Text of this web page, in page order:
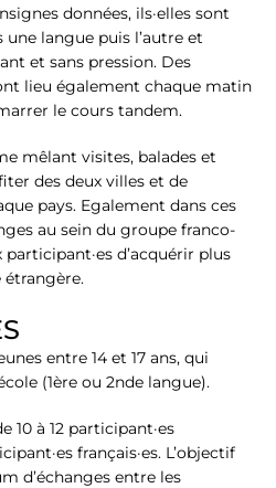
données, ils·elles sont
une langue puis l’autre et
et sans pression. Des
lieu également chaque matin
le cours tandem.
mêlant visites, balades et
des deux villes et de
pays. Egalement dans ces
au sein du groupe franco-
d’acquérir plus
étrangère.
entre 14 et 17 ans, qui
(1ère ou 2nde langue).
10 à 12 participant·es
français·es. L’objectif
d’échanges entre les